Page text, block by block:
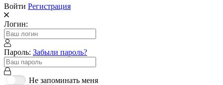
Войти Регистрация
Логин:
Пароль: Забыли пароль?
Не запоминать меня